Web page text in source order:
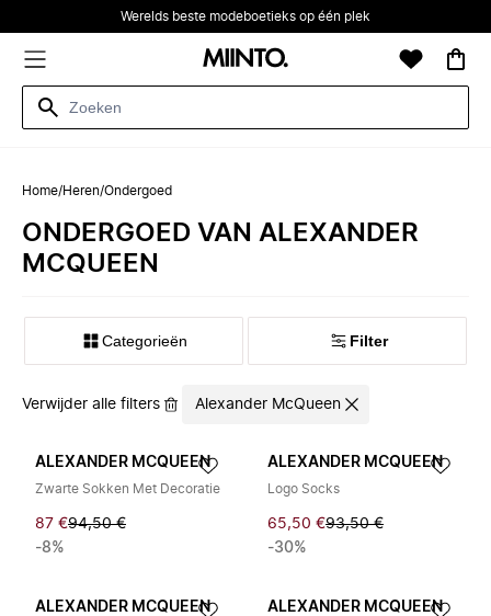
Werelds beste modeboetieks op één plek
Home/Heren/Ondergoed
ONDERGOED VAN ALEXANDER
MCQUEEN
Categorieën Filter
Verwijder alle filters Alexander McQueen
ALEXANDER MCQUEEN
Zwarte Sokken Met Decoratie
87 €94,50 €
-8%
ALEXANDER MCQUEEN
Logo Socks
65,50 €93,50 €
-30%
ALEXANDER MCQUEEN ALEXANDER MCQUEEN